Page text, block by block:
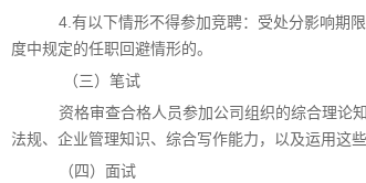
4.有以下情形不得参加竞聘：受处分影响期
度中规定的任职回避情形的。
（三）笔试
资格审查合格人员参加公司组织的综合理论
法规、企业管理知识、综合写作能力，以及运用这
（四）面试